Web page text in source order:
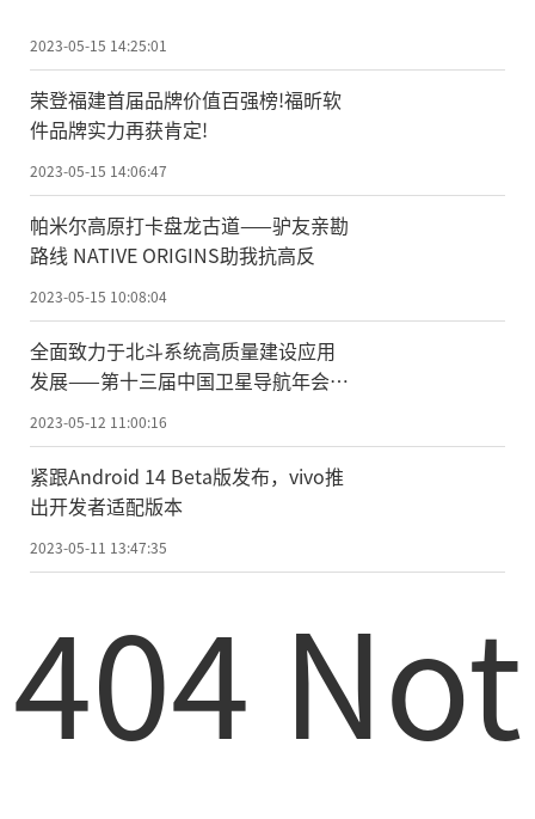
2023-05-15 14:25:01
荣登福建首届品牌价值百强榜!福昕软
件品牌实力再获肯定!
2023-05-15 14:06:47
帕米尔高原打卡盘龙古道——驴友亲勘
路线 NATIVE ORIGINS助我抗高反
2023-05-15 10:08:04
全面致力于北斗系统高质量建设应用
发展——第十三届中国卫星导航年会在
2023-05-12 11:00:16
紧跟Android 14 Beta版发布，vivo推
出开发者适配版本
2023-05-11 13:47:35
404 Not